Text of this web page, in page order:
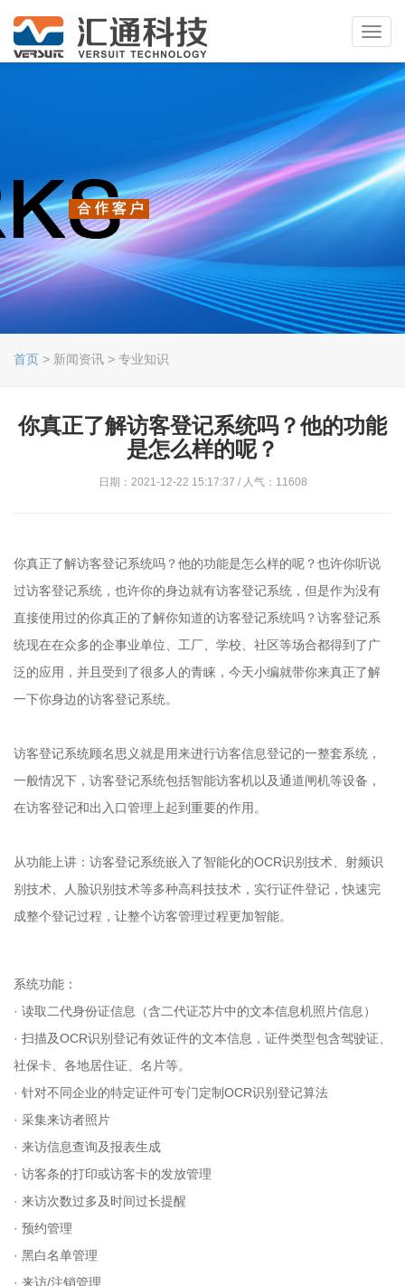
首页 > 新闻资讯 > 专业知识
你真正了解访客登记系统吗？他的功能
是怎么样的呢？
日期：2021-12-22 15:17:37 / 人气：11608
你真正了解访客登记系统吗？他的功能是怎么样的呢？也许你听说
过访客登记系统，也许你的身边就有访客登记系统，但是作为没有
直接使用过的你真正的了解你知道的访客登记系统吗？访客登记系
统现在在众多的企事业单位、工厂、学校、社区等场合都得到了广
泛的应用，并且受到了很多人的青睐，今天小编就带你来真正了解
一下你身边的访客登记系统。
访客登记系统顾名思义就是用来进行访客信息登记的一整套系统，
一般情况下，访客登记系统包括智能访客机以及通道闸机等设备，
在访客登记和出入口管理上起到重要的作用。
从功能上讲：访客登记系统嵌入了智能化的OCR识别技术、射频识
别技术、人脸识别技术等多种高科技技术，实行证件登记，快速完
成整个登记过程，让整个访客管理过程更加智能。
系统功能：
· 读取二代身份证信息（含二代证芯片中的文本信息机照片信息）
· 扫描及OCR识别登记有效证件的文本信息，证件类型包含驾驶证、
社保卡、各地居住证、名片等。
· 针对不同企业的特定证件可专门定制OCR识别登记算法
· 采集来访者照片
· 来访信息查询及报表生成
· 访客条的打印或访客卡的发放管理
· 来访次数过多及时间过长提醒
· 预约管理
· 黑白名单管理
· 来访/注销管理